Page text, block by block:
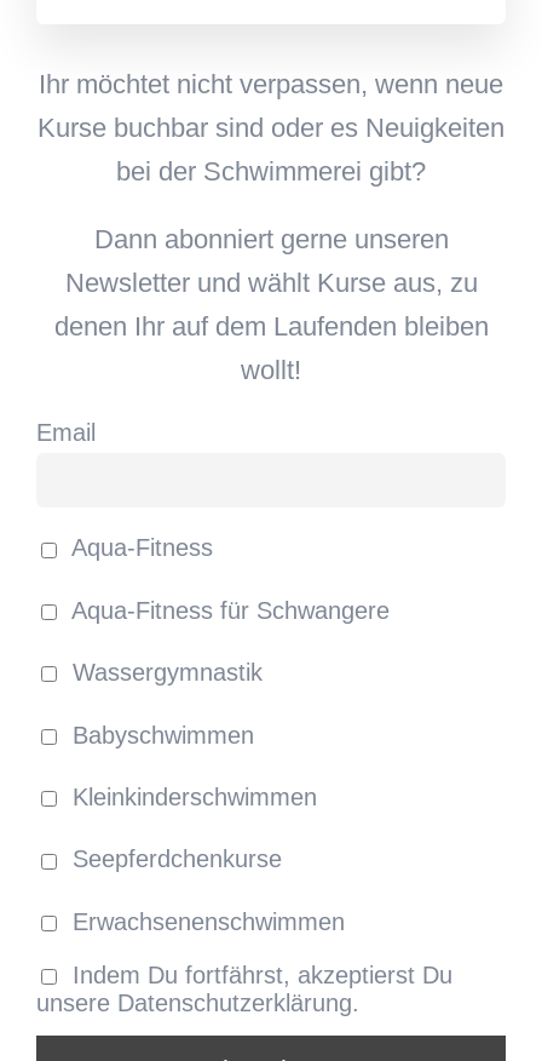
Ihr möchtet nicht verpassen, wenn neue
Kurse buchbar sind oder es Neuigkeiten
bei der Schwimmerei gibt?
Dann abonniert gerne unseren
Newsletter und wählt Kurse aus, zu
denen Ihr auf dem Laufenden bleiben
wollt!
Email
Aqua-Fitness
Aqua-Fitness für Schwangere
Wassergymnastik
Babyschwimmen
Kleinkinderschwimmen
Seepferdchenkurse
Erwachsenenschwimmen
Indem Du fortfährst, akzeptierst Du
unsere Datenschutzerklärung.